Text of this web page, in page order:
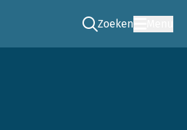
Zoeken
Ga naar de zoek